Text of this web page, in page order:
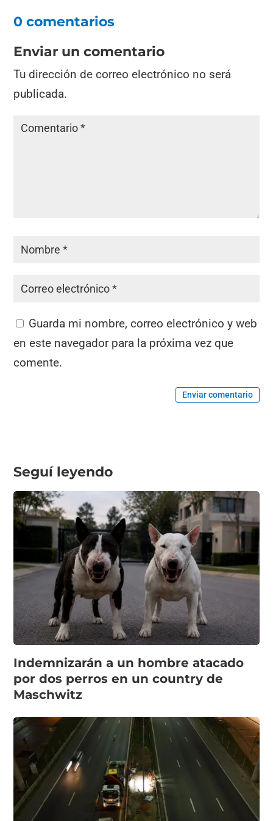
0 comentarios
Enviar un comentario
Tu dirección de correo electrónico no será
publicada.
Guarda mi nombre, correo electrónico y web
en este navegador para la próxima vez que
comente.
Enviar comentario
Seguí leyendo
Indemnizarán a un hombre atacado
por dos perros en un country de
Maschwitz